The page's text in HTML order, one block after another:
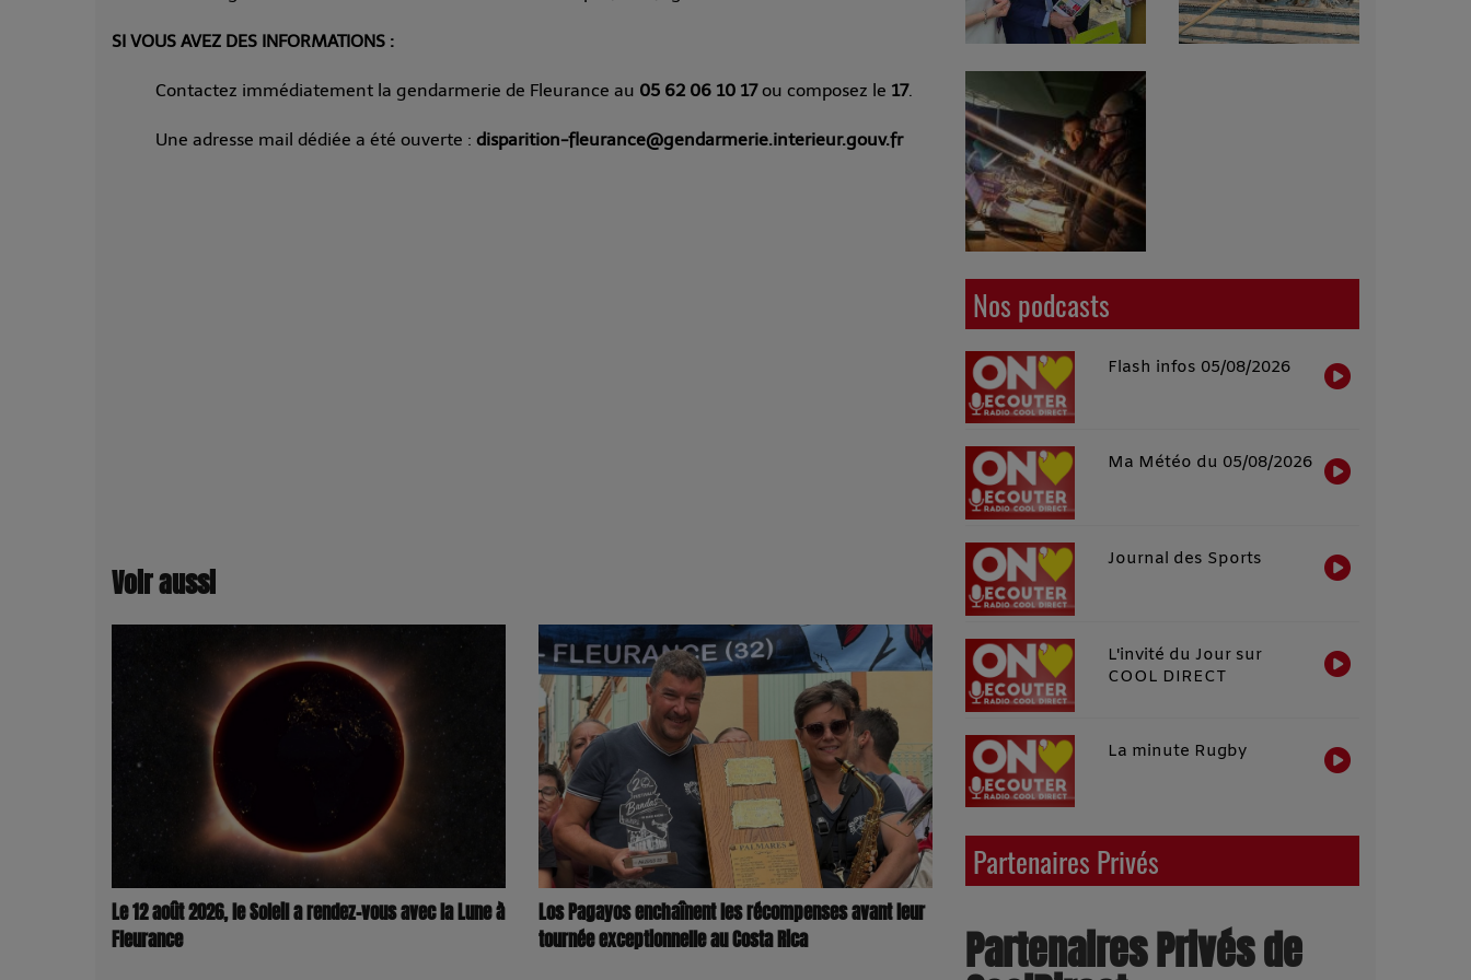
SI VOUS AVEZ DES INFORMATIONS :
Contactez immédiatement la gendarmerie de Fleurance au 05 62 06 10 17ou composez le 17.
Une adresse mail dédiée a été ouverte : disparition-fleurance@gendarmerie.interieur.gouv.fr
Voir aussi
Le 12 août 2026, le Soleil a rendez-vous avec la Lune à
Fleurance
Los Pagayos enchaînent les récompenses avant leur
tournée exceptionnelle au Costa Rica
Nos podcasts
Flash infos 05/08/2026
Ma Météo du 05/08/2026
Journal des Sports
L'invité du Jour sur
COOL DIRECT
La minute Rugby
Partenaires Privés
Partenaires Privés de